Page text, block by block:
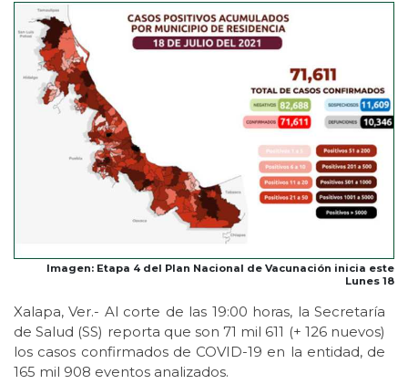
Imagen: Etapa 4 del Plan Nacional de Vacunación inicia este
Lunes 18
Xalapa, Ver.- Al corte de las 19:00 horas, la Secretaría
de Salud (SS) reporta que son 71 mil 611 (+ 126 nuevos)
los casos confirmados de COVID-19 en la entidad, de
165 mil 908 eventos analizados.